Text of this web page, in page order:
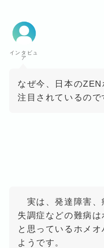
インタビュ
ア
なぜ今、日本の
注目されているので
実は、発達障害、
失調症などの難病
と思っているホメ
ようです。